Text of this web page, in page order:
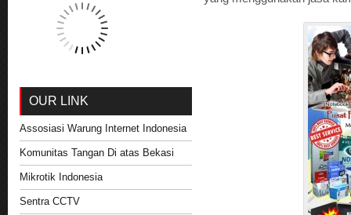
OUR LINK
Assosiasi Warung Internet Indonesia
Komunitas Tangan Di atas Bekasi
Mikrotik Indonesia
Sentra CCTV